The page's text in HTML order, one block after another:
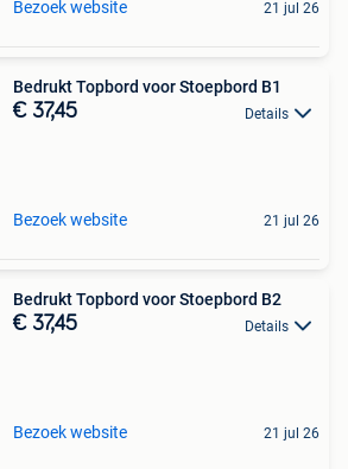
Bezoek website 21 jul 26
Bedrukt Topbord voor Stoepbord B1
€ 37,45 Details
Bezoek website 21 jul 26
Bedrukt Topbord voor Stoepbord B2
€ 37,45 Details
Bezoek website 21 jul 26